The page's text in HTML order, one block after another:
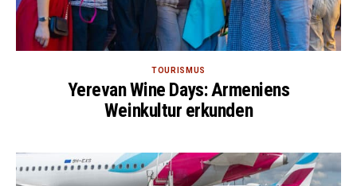
TOURISMUS
Yerevan Wine Days: Armeniens
Weinkultur erkunden